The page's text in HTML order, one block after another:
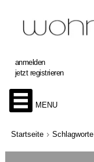
anmelden
jetzt registrieren
MENU
Startseite Schlagworte